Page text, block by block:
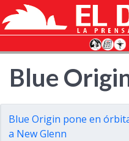
Blue
Blue Origin pone en
a New Glenn